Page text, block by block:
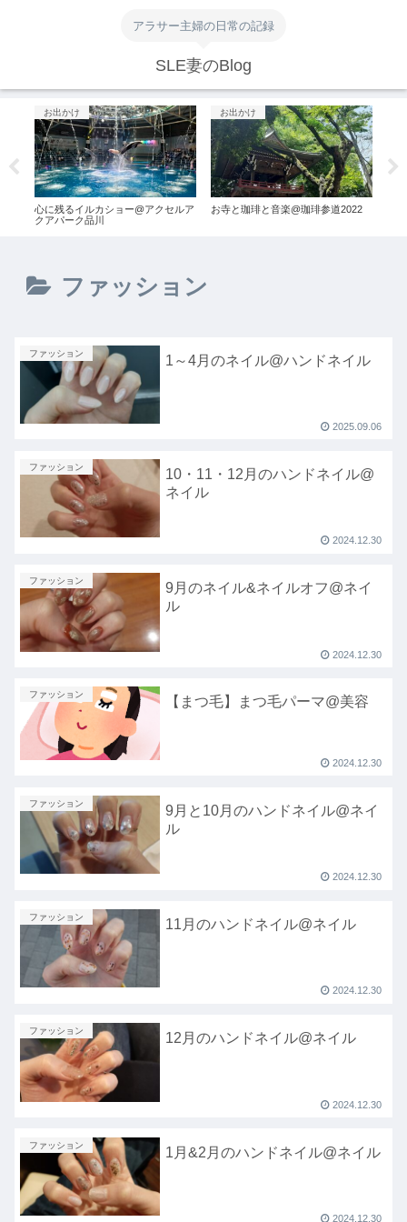
アラサー主婦の日常の記録
SLE妻のBlog
お出かけ
心に残るイルカショー@アクセルア
クアパーク品川
お出かけ
お寺と珈琲と音楽@珈琲参道2022
ファッション
ファッション 1～4月のネイル@ハンドネイル
2025.09.06
ファッション
10・11・12月のハンドネイル@
ネイル
2024.12.30
ファッション
9月のネイル&ネイルオフ@ネイ
ル
2024.12.30
ファッション 【まつ毛】まつ毛パーマ@美容
2024.12.30
ファッション
9月と10月のハンドネイル@ネイ
ル
2024.12.30
ファッション 11月のハンドネイル@ネイル
2024.12.30
ファッション 12月のハンドネイル@ネイル
2024.12.30
ファッション 1月&2月のハンドネイル@ネイル
2024.12.30